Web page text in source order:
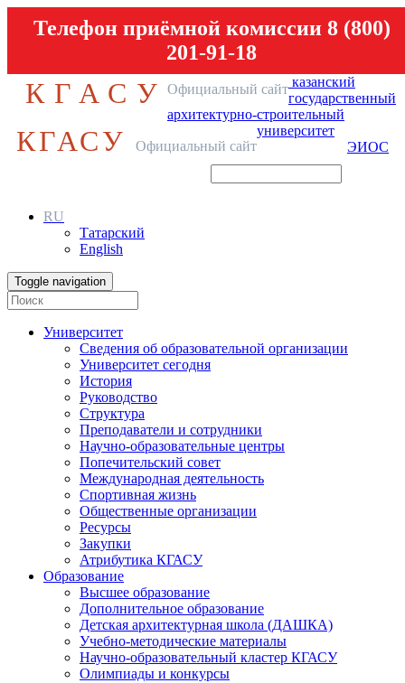
Телефон приёмной комиссии 8 (800)
201-91-18
КГАСУ Официальный сайт казанский
государственный
архитектурно-строительный
университет
КГАСУ Официальный сайт ЭИОС
RU
Татарский
English
Toggle navigation
Университет
Сведения об образовательной организации
Университет сегодня
История
Руководство
Структура
Преподаватели и сотрудники
Научно-образовательные центры
Попечительский совет
Международная деятельность
Спортивная жизнь
Общественные организации
Ресурсы
Закупки
Атрибутика КГАСУ
Образование
Высшее образование
Дополнительное образование
Детская архитектурная школа (ДАШКА)
Учебно-методические материалы
Научно-образовательный кластер КГАСУ
Олимпиады и конкурсы